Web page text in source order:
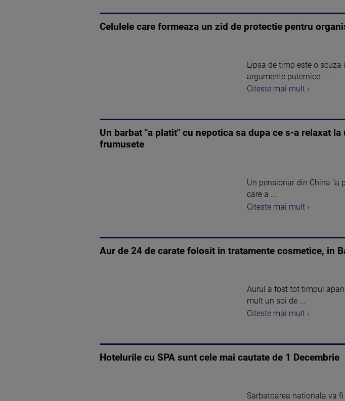
Celulele care formeaza un zid de protectie pentru
Lipsa de timp este o
argumente puternice. ...
Citeste mai mult ›
Un barbat "a platit" cu nepotica sa dupa ce s-a relaxat
frumusete
Un pensionar din China "a
care a ...
Citeste mai mult ›
Aur de 24 de carate folosit in tratamente cosmetice, in
Aurul a fost tot timpul
mult un soi de ...
Citeste mai mult ›
Hotelurile cu SPA sunt cele mai cautate de 1 Decembrie
Sarbatoarea nationala va